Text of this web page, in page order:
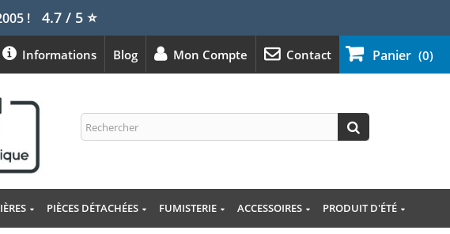
! 4.7 / 5⭐
Panier (0)
Contact
Mon Compte
Blog
Informations
PIÈCES DÉTACHÉES FUMISTERIE ACCESSOIRES PRODUIT D'ÉTÉ